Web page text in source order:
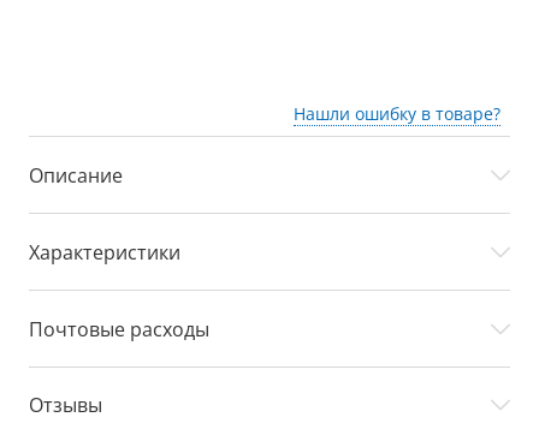
Нашли ошибку в товаре?
Описание
Характеристики
Почтовые расходы
Отзывы